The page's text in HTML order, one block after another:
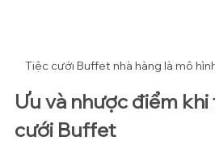
Tiệc cưới Buffet nhà hàng là mô
Ưu và nhược điểm
cưới Buffet